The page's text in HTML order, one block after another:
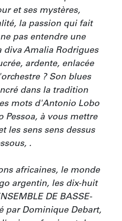
et ses mystères,
la passion qui fait
pas entendre une
diva Amalia Rodrigues
ardente, enlacée
? Son blues
dans la tradition
mots d'Antonio Lobo
Pessoa, à vous mettre
les sens sens dessus
.
africaines, le monde
argentin, les dix-huit
DE BASSE-
par Dominique Debart,